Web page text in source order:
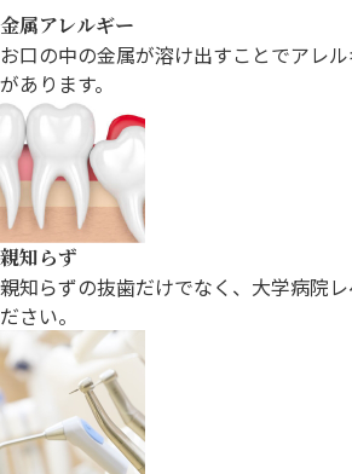
金属アレルギー
お口の中の金属が溶け出すことでアレ
があります。
親知らず
親知らずの抜歯だけでなく、 大学病院
ださい。